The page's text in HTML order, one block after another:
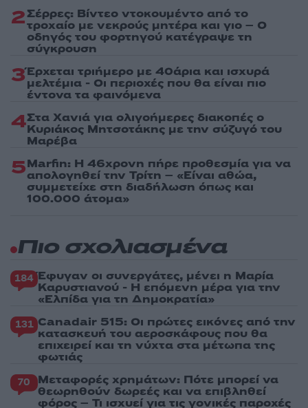
2Σέρρες: Βίντεο ντοκουμέντο από το
τροχαίο με νεκρούς μητέρα και γιο – Ο
οδηγός του φορτηγού κατέγραψε τη
σύγκρουση
3Έρχεται τριήμερο με 40άρια και ισχυρά
μελτέμια - Οι περιοχές που θα είναι πιο
έντονα τα φαινόμενα
4Στα Χανιά για ολιγοήμερες διακοπές ο
Κυριάκος Μητσοτάκης με την σύζυγό του
Μαρέβα
5Marfin: Η 46χρονη πήρε προθεσμία για να
απολογηθεί την Τρίτη – «Είναι αθώα,
συμμετείχε στη διαδήλωση όπως και
100.000 άτομα»
Πιο σχολιασμένα
184 Έφυγαν οι συνεργάτες, μένει η Μαρία
Καρυστιανού - Η επόμενη μέρα για την
«Ελπίδα για τη Δημοκρατία»
131 Canadair 515: Οι πρώτες εικόνες από την
κατασκευή του αεροσκάφους που θα
επιχειρεί και τη νύχτα στα μέτωπα της
φωτιάς
70 Μεταφορές χρημάτων: Πότε μπορεί να
θεωρηθούν δωρεές και να επιβληθεί
φόρος – Τι ισχυεί για τις γονικές παροχές